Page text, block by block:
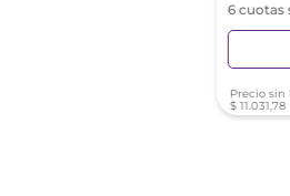
6 cuotas
Precio sin
$ 11.031,78